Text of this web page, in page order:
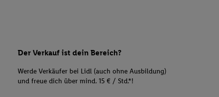
Der Verkauf ist dein Bereich?
Werde Verkäufer bei Lidl (auch ohne Ausbildung)
und freue dich über mind. 15 € / Std.*!